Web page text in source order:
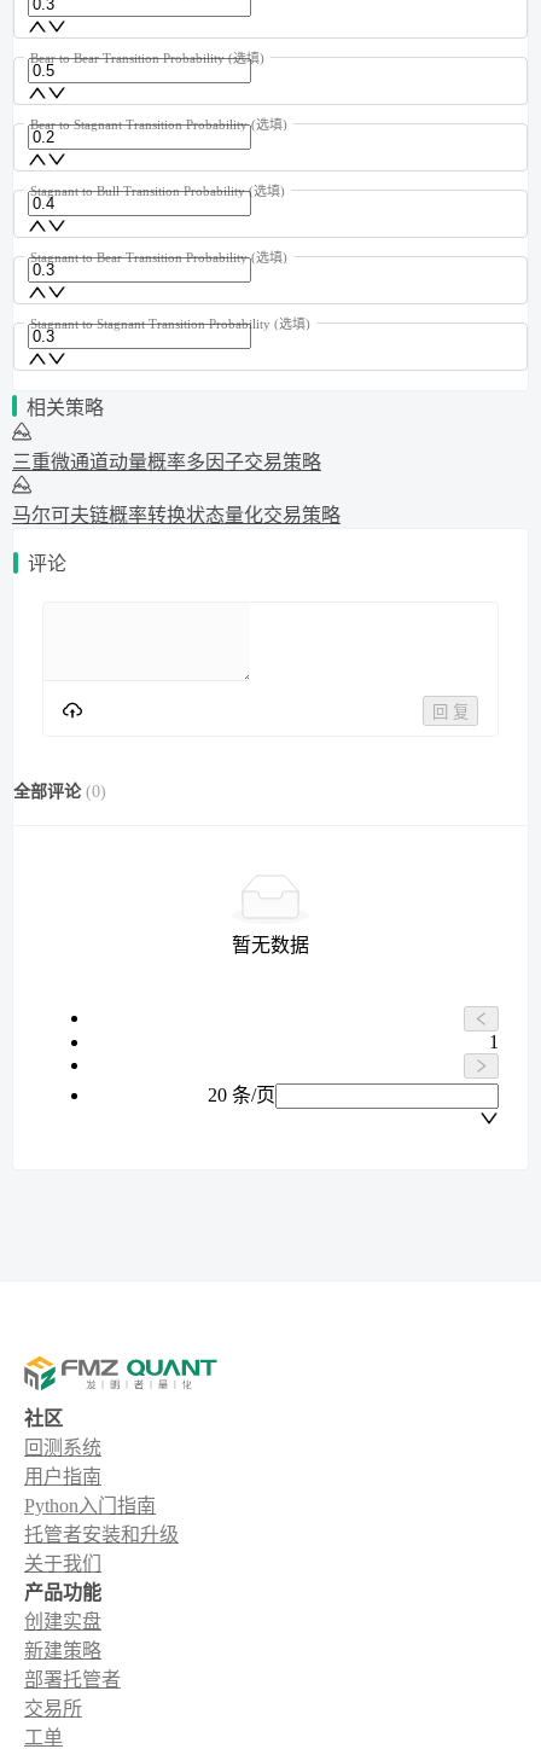
Bear to Bear Transition Probability (选填)
Bear to Stagnant Transition Probability (选填)
Stagnant to Bull Transition Probability (选填)
Stagnant to Bear Transition Probability (选填)
Stagnant to Stagnant Transition Probability (选填)
相关策略
三重微通道动量概率多因子交易策略
马尔可夫链概率转换状态量化交易策略
评论
回 复
全部评论 (0)
暂无数据
1
20 条/页
社区
回测系统
用户指南
Python入门指南
托管者安装和升级
关于我们
产品功能
创建实盘
新建策略
部署托管者
交易所
工单